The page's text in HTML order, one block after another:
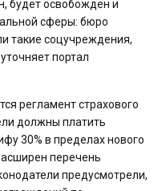
будет освобожден и
сферы: бюро
такие соцучреждения,
портал
регламент страхового
должны платить
30% в пределах нового
перечень
предусмотрели,